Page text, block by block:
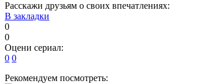
Расскажи друзьям о своих впечатлениях:
В закладки
0
0
Оцени сериал:
0 0
Рекомендуем посмотреть: